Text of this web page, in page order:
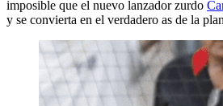
imposible que el nuevo lanzador zurdo
y se convierta en el verdadero as de la